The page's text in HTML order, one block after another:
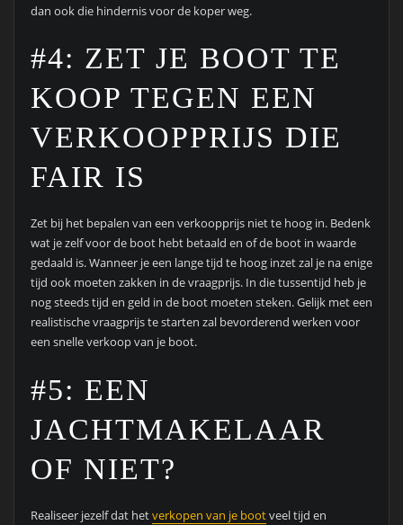
dan ook die hindernis voor de koper weg.
#4: ZET JE BOOT TE
KOOP TEGEN EEN
VERKOOPPRIJS DIE
FAIR IS
Zet bij het bepalen van een verkoopprijs niet te hoog in. Bedenk
wat je zelf voor de boot hebt betaald en of de boot in waarde
gedaald is. Wanneer je een lange tijd te hoog inzet zal je na enige
tijd ook moeten zakken in de vraagprijs. In die tussentijd heb je
nog steeds tijd en geld in de boot moeten steken. Gelijk met een
realistische vraagprijs te starten zal bevorderend werken voor
een snelle verkoop van je boot.
#5: EEN
JACHTMAKELAAR
OF NIET?
Realiseer jezelf dat hetverkopen van je bootveel tijd en